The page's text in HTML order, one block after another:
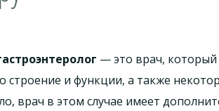
— это врач, который
строение и функции, а также
врач в этом случае имеет